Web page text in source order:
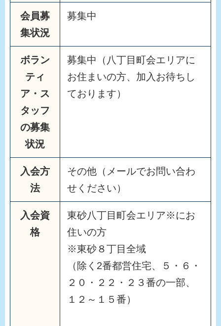
会員募
集状況
募集中
ボラン
ティ
ア・ス
タッフ
の募集
状況
募集中（八丁目町会エリアに
お住まいの方、加入お待ちし
ております）
入会方
法
その他（メールでお問い合わ
せください）
入会資
格
東砂八丁目町会エリア※にお
住いの方
※東砂８丁目全域
（除く2番都営住宅、５・６・
２０・２２・２３番の一部、
１２～１５番）